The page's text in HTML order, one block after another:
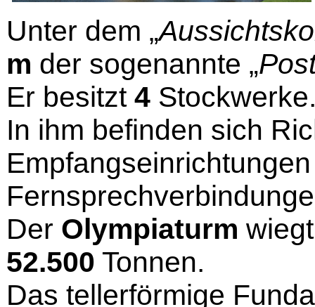
Unter dem „
m der sogenannte „
Er besitzt 4
In ihm befinden sich
Der Olympiaturm
52.500 Tonnen.
Das tellerförmige